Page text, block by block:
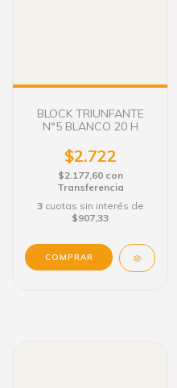
BLOCK TRIUNFANTE
N°5 BLANCO 20 H
$2.722
$2.177,60 con
Transferencia
3 cuotas sin interés de
$907,33